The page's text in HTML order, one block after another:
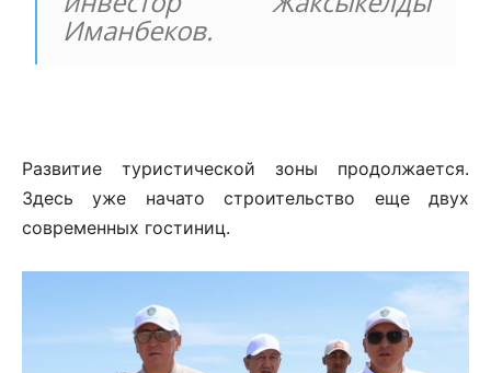
Иманбеков.
Развитие туристической зоны продолжается.
Здесь уже начато строительство еще двух
современных гостиниц.